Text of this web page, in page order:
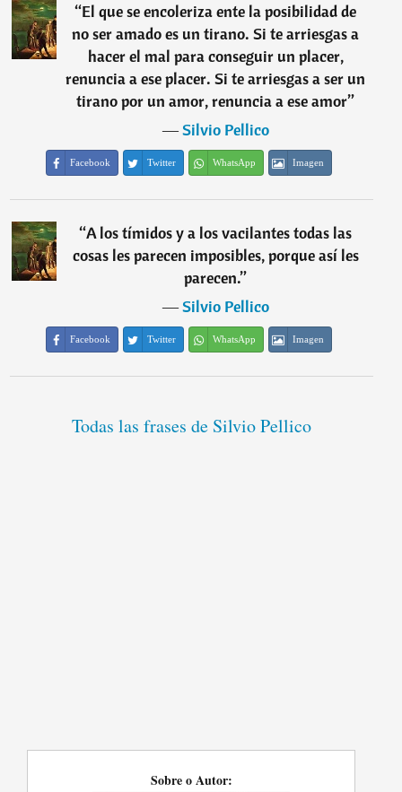
“El que se encoleriza ente la posibilidad de
no ser amado es un tirano. Si te arriesgas a
hacer el mal para conseguir un placer,
renuncia a ese placer. Si te arriesgas a ser un
tirano por un amor, renuncia a ese amor”
―Silvio Pellico
Facebook Twitter WhatsApp Imagen
“A los tímidos y a los vacilantes todas las
cosas les parecen imposibles, porque así les
parecen.”
―Silvio Pellico
Facebook Twitter WhatsApp Imagen
Todas las frases de Silvio Pellico
Sobre o Autor: